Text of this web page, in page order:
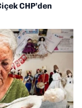
CHP’den